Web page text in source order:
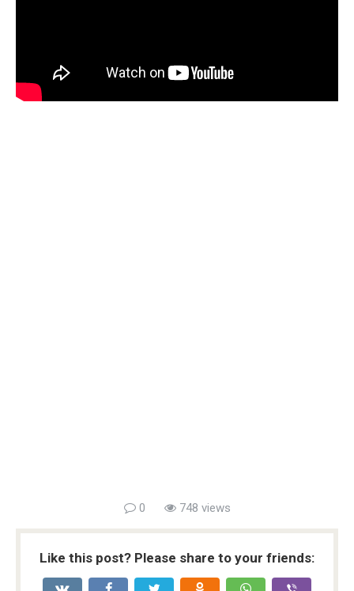
0 748 views
Like this post? Please share to your friends: